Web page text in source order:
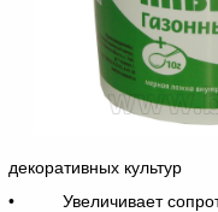
декоративных культур
• Увеличивает